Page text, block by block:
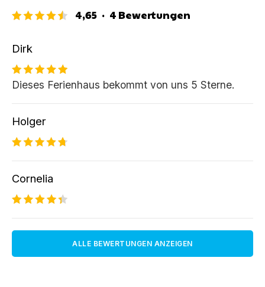
4,65 · 4 Bewertungen
Dirk
Dieses Ferienhaus bekommt von uns 5 Sterne.
Holger
Cornelia
ALLE BEWERTUNGEN ANZEIGEN